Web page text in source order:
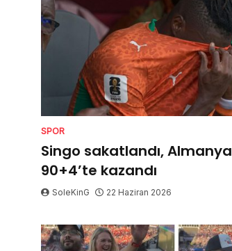
SPOR
Singo sakatlandı, Almanya
90+4’te kazandı
SoleKinG 22 Haziran 2026